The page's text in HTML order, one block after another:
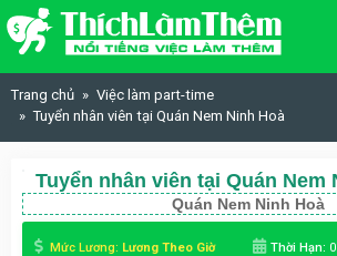
Skip to content
Trang chủ
Việc làm part-time
Tuyển nhân viên tại Quán Nem Ninh Hoà
Tuyển nhân viên tại Quán Nem
Quán Nem Ninh Hoà
Mức Lương: Lương Theo Giờ Thời Hạn: